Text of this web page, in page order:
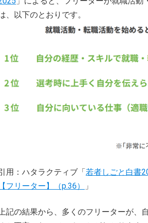
、以下のとおりです。
用：ハタラクティブ「若者しごと白書
【フリーター】（p.36）
」
上記の結果から、多くのフリーターが